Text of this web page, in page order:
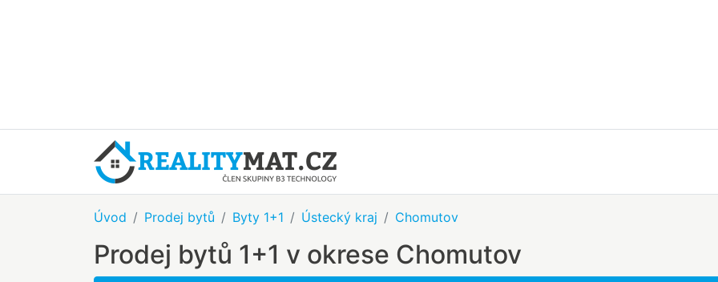
Úvod Prodej bytů Byty 1+1 Ústecký kraj Chomutov
Prodej bytů 1+1 v okrese Chomutov